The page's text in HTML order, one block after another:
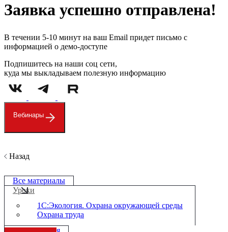
Заявка успешно отправлена!
В течении 5-10 минут на ваш Email придет письмо с
информацией о демо-доступе
Подпишитесь на наши соц сети,
куда мы выкладываем полезную информацию
Вебинары
Назад
Все материалы
Уроки
1С:Экология. Охрана окружающей среды
Охрана труда
Мероприятия